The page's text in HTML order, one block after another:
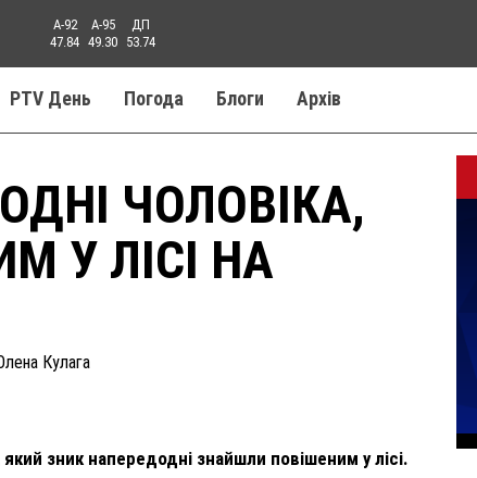
A-92
47.84
A-95
49.30
ДП
53.74
PTV День Погода Блоги Aрхів
ЧОЛОВІКА,
У ЛІСІ НА
Кулага
зник напередодні знайшли повішеним у лісі.